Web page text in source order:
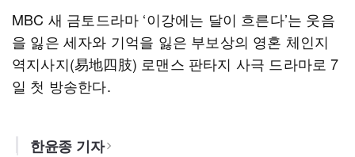
MBC 새 금토드라마 ‘이강에는 달이 흐른다’는 웃음
을 잃은 세자와 기억을 잃은 부보상의 영혼 체인지
역지사지(易地四肢) 로맨스 판타지 사극 드라마로 7
일 첫 방송한다.
한윤종 기자